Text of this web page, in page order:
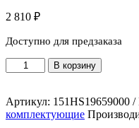
2 810 ₽
Доступно для предзаказа
Количество
товара
коленвала
(коренной)
В корзину
Артикул: 151HS19659000 /
комплектующие